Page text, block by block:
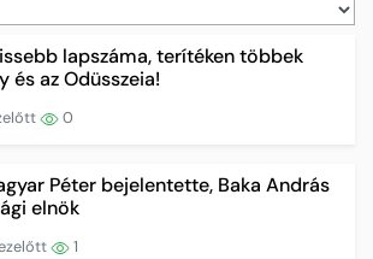
lapszáma, terítéken többek
és az Odüsszeia!
0
Péter bejelentette, Baka András
elnök
1